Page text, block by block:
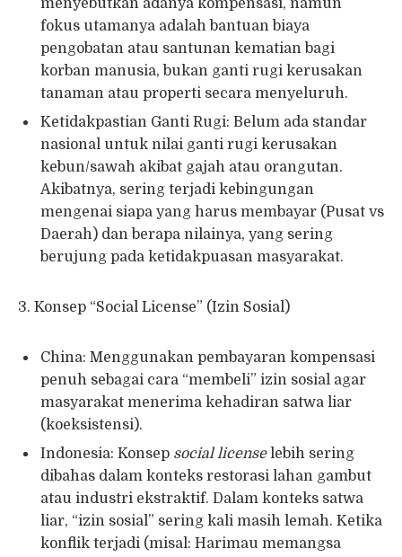
menyebutkan adanya kompensasi, namun
fokus utamanya adalah bantuan biaya
pengobatan atau santunan kematian bagi
korban manusia, bukan ganti rugi kerusakan
tanaman atau properti secara menyeluruh.
Ketidakpastian Ganti Rugi: Belum ada standar
nasional untuk nilai ganti rugi kerusakan
kebun/sawah akibat gajah atau orangutan.
Akibatnya, sering terjadi kebingungan
mengenai siapa yang harus membayar (Pusat vs
Daerah) dan berapa nilainya, yang sering
berujung pada ketidakpuasan masyarakat.
3. Konsep “Social License” (Izin Sosial)
China: Menggunakan pembayaran kompensasi
penuh sebagai cara “membeli” izin sosial agar
masyarakat menerima kehadiran satwa liar
(koeksistensi).
Indonesia: Konsep social licenselebih sering
dibahas dalam konteks restorasi lahan gambut
atau industri ekstraktif. Dalam konteks satwa
liar, “izin sosial” sering kali masih lemah. Ketika
konflik terjadi (misal: Harimau memangsa